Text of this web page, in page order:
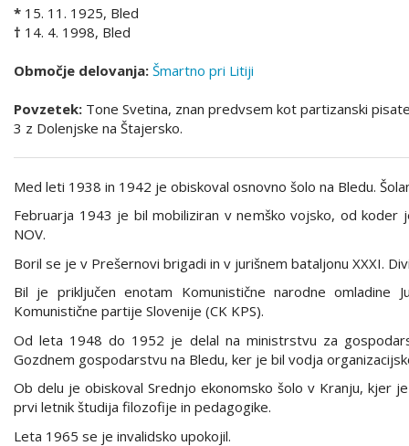
* 15. 11. 1925, Bled
† 14. 4. 1998, Bled
Območje delovanja: Šmartno pri Litiji
Povzetek: Tone Svetina, znan predvsem kot partizanski
3 z Dolenjske na Štajersko.
Med leti 1938 in 1942 je obiskoval osnovno šolo na Bledu.
Februarja 1943 je bil mobiliziran v nemško vojsko, od
NOV.
Boril se je v Prešernovi brigadi in v jurišnem bataljonu XXXI.
Bil je priključen enotam Komunistične narodne omladine
Komunistične partije Slovenije (CK KPS).
Od leta 1948 do 1952 je delal na ministrstvu za
Gozdnem gospodarstvu na Bledu, ker je bil vodja
Ob delu je obiskoval Srednjo ekonomsko šolo v Kranju, kjer
prvi letnik študija filozofije in pedagogike.
Leta 1965 se je invalidsko upokojil.